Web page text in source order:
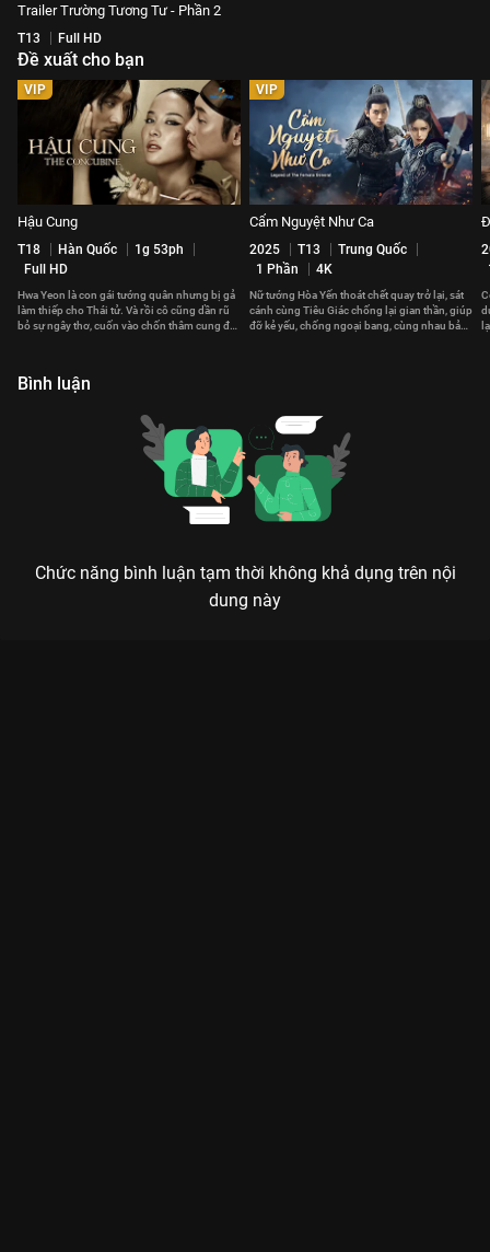
Trailer Trường Tương Tư - Phần 2
T13 Full HD
Đề xuất cho bạn
VIP
Hậu Cung
T18 Hàn Quốc
1g 53ph
Full HD
Hwa Yeon là con gái tướng quân nhưng bị gả
làm thiếp cho Thái tử. Và rồi cô cũng dần rũ
bỏ sự ngây thơ, cuốn vào chốn thâm cung đầy
VIP
Cẩm Nguyệt Như Ca
2025 T13
Trung Quốc
1 Phần
4K
Nữ tướng Hòa Yến thoát chết quay trở lại, sát
cánh cùng Tiêu Giác chống lại gian thần, giúp
đỡ kẻ yếu, chống ngoại bang, cùng nhau bảo
Bình luận
Chức năng bình luận tạm thời không khả dụng trên nội
dung này